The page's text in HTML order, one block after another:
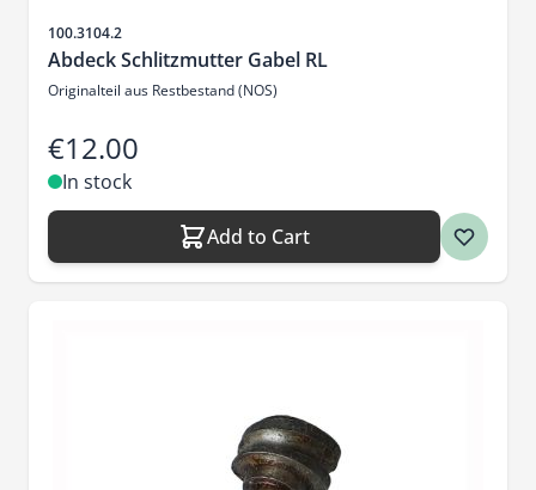
Sku
100.3104.2
Abdeck Schlitzmutter Gabel RL
Originalteil aus Restbestand (NOS)
€12.00
In stock
Add to Cart